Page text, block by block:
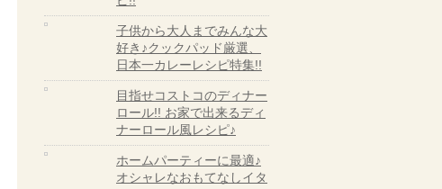
子供から大人までみんな大
好き♪クックパッド厳選、
日本一カレーレシピ特集!!
目指せコストコのディナー
ロール!! お家で出来るディ
ナーロール風レシピ♪
ホームパーティーに最適♪
オシャレなおもてなしイタ